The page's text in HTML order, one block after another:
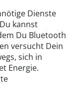
Dienste
kannst
Du Bluetooth
versucht Dein
sich in
Energie.